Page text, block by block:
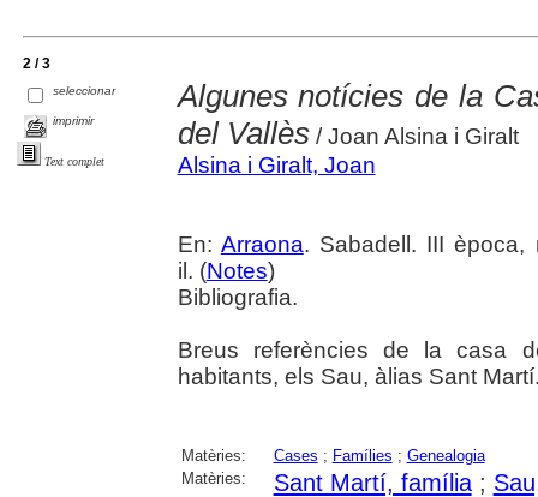
2 / 3
seleccionar
imprimir
Text complet
Algunes notícies de la
del Vallès/ Joan Alsina i Giralt
Alsina i Giralt, Joan
En: Arraona. Sabadell. III època,
il. (Notes)
Bibliografia.
Breus referències de la casa
habitants, els Sau, àlias Sant
Matèries: Cases ; Famílies ; Genealogia
Matèries:
Sant Martí, família;